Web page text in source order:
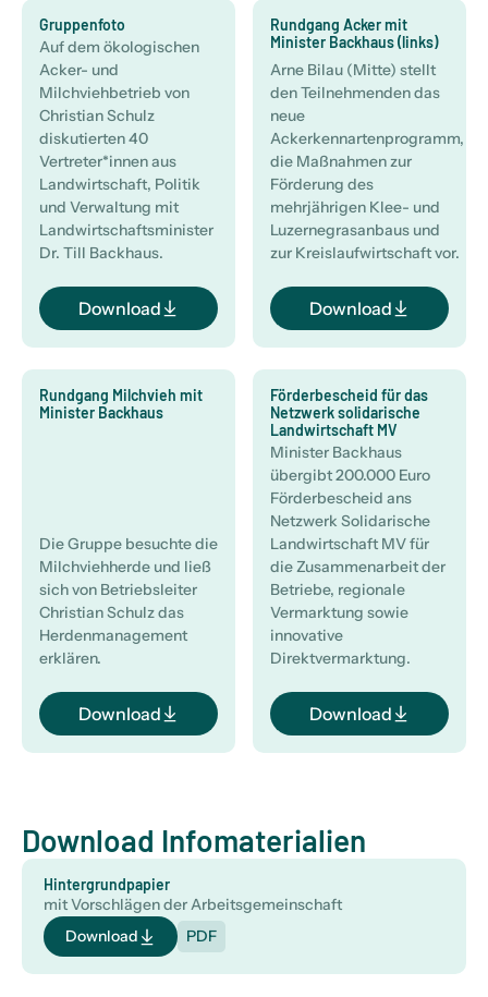
Gruppenfoto
Auf dem ökologischen
Acker- und
Milchviehbetrieb von
Christian Schulz
diskutierten 40
Vertreter*innen aus
Landwirtschaft, Politik
und Verwaltung mit
Landwirtschaftsminister
Dr. Till Backhaus.
Download
Rundgang Acker mit
Minister Backhaus (links)
Arne Bilau (Mitte) stellt
den Teilnehmenden das
neue
Ackerkennartenprogramm,
die Maßnahmen zur
Förderung des
mehrjährigen Klee- und
Luzernegrasanbaus und
zur Kreislaufwirtschaft vor.
Download
Rundgang Milchvieh mit
Minister Backhaus
Die Gruppe besuchte die
Milchviehherde und ließ
sich von Betriebsleiter
Christian Schulz das
Herdenmanagement
erklären.
Download
Förderbescheid für das
Netzwerk solidarische
Landwirtschaft MV
Minister Backhaus
übergibt 200.000 Euro
Förderbescheid ans
Netzwerk Solidarische
Landwirtschaft MV für
die Zusammenarbeit der
Betriebe, regionale
Vermarktung sowie
innovative
Direktvermarktung.
Download
Download Infomaterialien
Hintergrundpapier
mit Vorschlägen der Arbeitsgemeinschaft
Download
PDF